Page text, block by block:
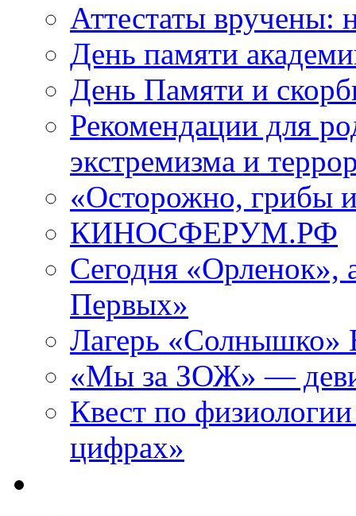
Аттестаты вручены:
День памяти
День Памяти и
Рекомендации для
экстремизма и
«Осторожно, грибы
КИНОСФЕРУМ.РФ
Сегодня «Орленок»,
Первых»
Лагерь «Солнышко»
«Мы за ЗОЖ» —
Квест по
цифрах»